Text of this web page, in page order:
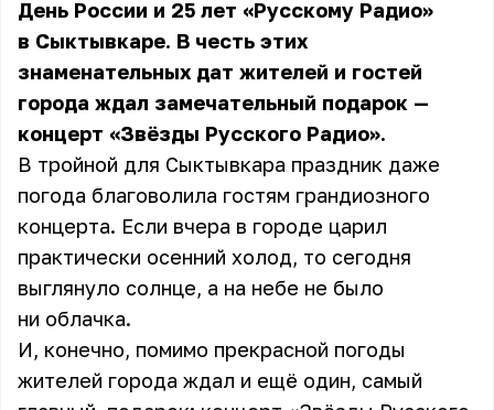
День России и 25 лет «Русскому Радио»
в Сыктывкаре. В честь этих
знаменательных дат жителей и гостей
города ждал замечательный подарок —
концерт «Звёзды Русского Радио».
В тройной для Сыктывкара праздник даже
погода благоволила гостям грандиозного
концерта. Если вчера в городе царил
практически осенний холод, то сегодня
выглянуло солнце, а на небе не было
ни облачка.
И, конечно, помимо прекрасной погоды
жителей города ждал и ещё один, самый